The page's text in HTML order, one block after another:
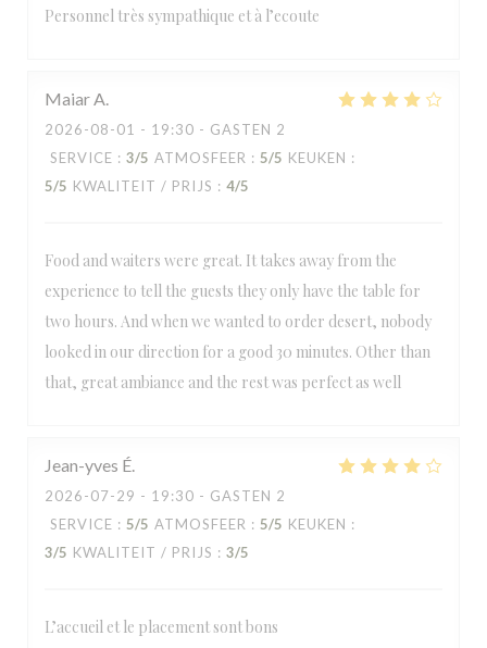
Personnel très sympathique et à l’ecoute
MaiarA
2026-08-01 - 19:30 - GASTEN 2
SERVICE : 3/5 ATMOSFEER : 5/5 KEUKEN :
5/5 KWALITEIT / PRIJS : 4/5
Food and waiters were great. It takes away from the
experience to tell the guests they only have the table for
two hours. And when we wanted to order desert, nobody
looked in our direction for a good 30 minutes. Other than
that, great ambiance and the rest was perfect as well
Jean-yves É
2026-07-29 - 19:30 - GASTEN 2
SERVICE : 5/5 ATMOSFEER : 5/5 KEUKEN :
3/5 KWALITEIT / PRIJS : 3/5
L’accueil et le placement sont bons